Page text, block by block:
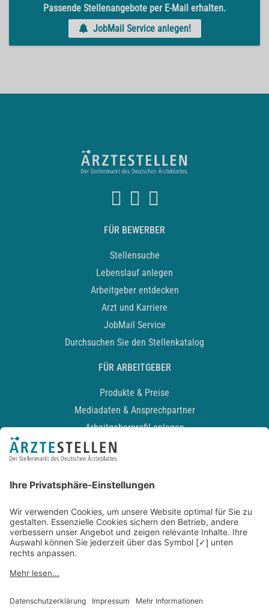
Passende Stellenangebote per E-Mail erhalten.
JobMail Service anlegen!
FÜR BEWERBER
Stellensuche
Lebenslauf anlegen
Arbeitgeber entdecken
Arzt und Karriere
JobMail Service
Durchsuchen Sie den Stellenkatalog
FÜR ARBEITGEBER
Produkte & Preise
Mediadaten & Ansprechpartner
Arbeitgeberprofil anlegen
Recruiting-Podcast
Kontakt
Datenschutz
Newsletter